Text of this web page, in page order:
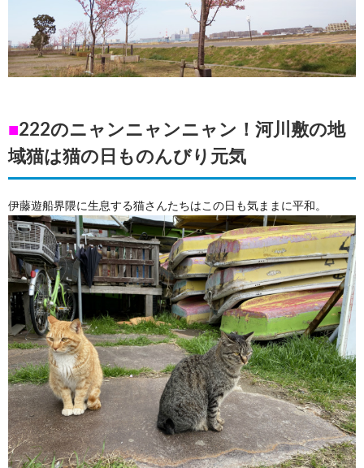
■222のニャンニャンニャン！河川敷の地
域猫は猫の日ものんびり元気
伊藤遊船界隈に生息する猫さんたちはこの日も気ままに平和。